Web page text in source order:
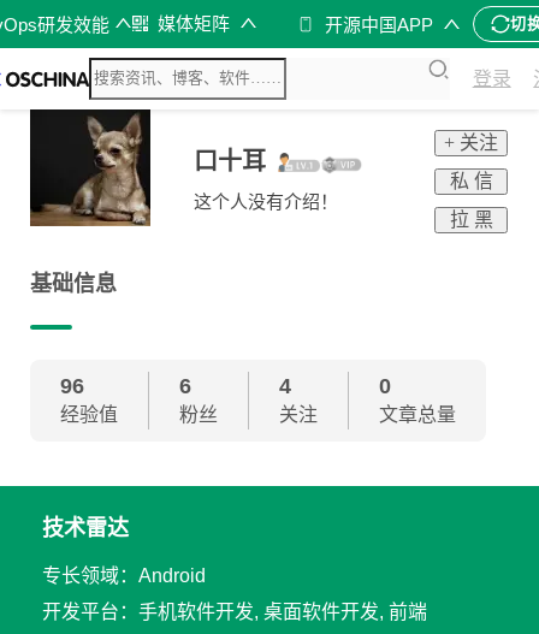
研发效能 媒体矩阵 开源中国APP 切
登录
口十耳
这个人没有介绍！
+ 关注
私 信
拉 黑
基础信息
96
经验值
6
粉丝
4
关注
0
文章总量
技术雷达
专长领域：Android
开发平台：手机软件开发, 桌面软件开发, 前端